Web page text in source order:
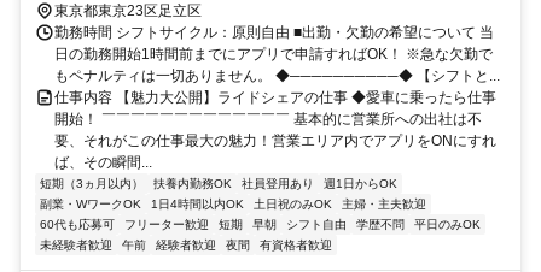
田線 綾瀬西口徒歩約15分
東京都東京23区足立区
勤務時間 シフトサイクル：原則自由 ■出勤・欠勤の希望について 当
日の勤務開始1時間前までにアプリで申請すればOK！ ※急な欠勤で
もペナルティは一切ありません。 ◆──────────◆ 【シフトと...
仕事内容 【魅力大公開】ライドシェアの仕事 ◆愛車に乗ったら仕事
開始！ ￣￣￣￣￣￣￣￣￣￣￣￣￣ 基本的に営業所への出社は不
要、それがこの仕事最大の魅力！営業エリア内でアプリをONにすれ
ば、その瞬間...
短期（3ヵ月以内） 扶養内勤務OK 社員登用あり
週1日からOK
副業・WワークOK
1日4時間以内OK 土日祝のみOK
主婦・主夫歓迎
60代も応募可
フリーター歓迎 短期 早朝 シフト自由 学歴不問
平日のみOK
未経験者歓迎
午前 経験者歓迎 夜間 有資格者歓迎